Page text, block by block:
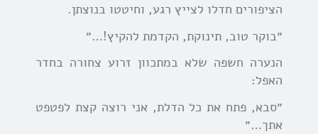
הציפורים חדלו לצייץ רגע, וחיטטו בנוצתן.
״בוקר טוב, תינוקת, הקדמת להקיץ!…״
הנערה חשפה שלא במתכוון זרוע צחורה בחדר
האפל:
״סבא, פתח את כל הדלת, אני רוצה קצת לפטפט
אתך…״